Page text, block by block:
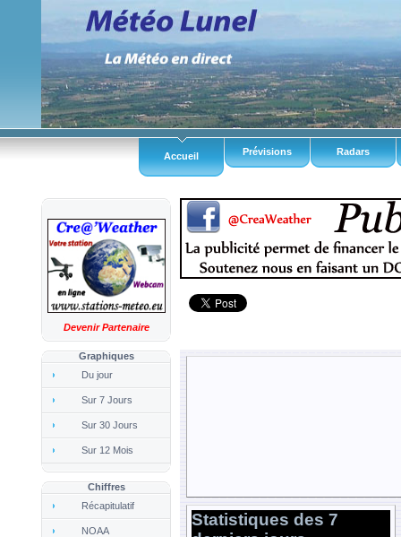
Accueil Prévisions Radars
Devenir Partenaire
Graphiques
Du jour
Sur 7 Jours
Sur 30 Jours
Sur 12 Mois
Chiffres
Récapitulatif
NOAA